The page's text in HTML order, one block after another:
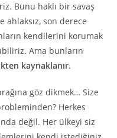
Bunu haklı bir savaş
ahlaksız, son derece
kendilerini korumak
Ama bunların
kaynaklanır.
göz dikmek… Size
Herkes
değil. Her ülkeyi siz